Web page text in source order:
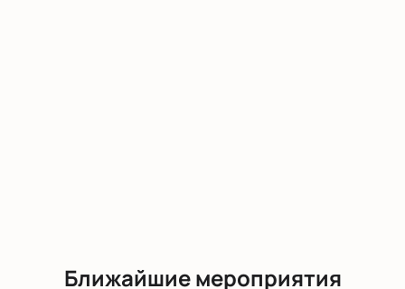
Ближайшие мероприятия